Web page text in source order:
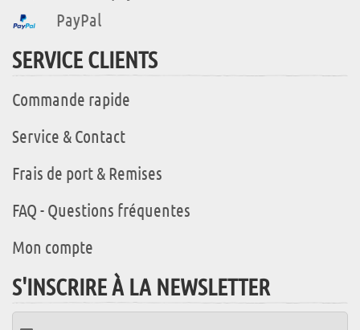
PayPal
SERVICE CLIENTS
Commande rapide
Service & Contact
Frais de port & Remises
FAQ - Questions fréquentes
Mon compte
S'INSCRIRE À LA NEWSLETTER